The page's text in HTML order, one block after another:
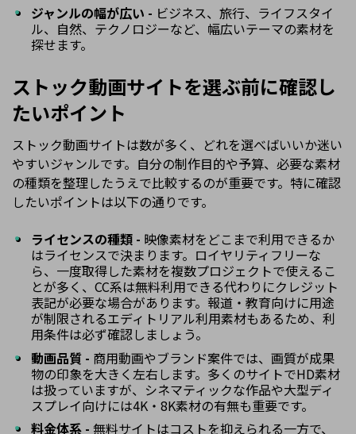
ジャンルの幅が広い - ビジネス、旅行、ライフスタイ
ル、自然、テクノロジーなど、幅広いテーマの素材を
探せます。
ストック動画サイトを選ぶ前に確認し
たいポイント
ストック動画サイトは数が多く、どれを選べばいいか迷い
やすいジャンルです。自分の制作目的や予算、必要な素材
の種類を整理したうえで比較するのが重要です。特に確認
したいポイントは以下の通りです。
ライセンスの種類 - 映像素材をどこまで利用できるか
はライセンスで決まります。ロイヤリティフリーな
ら、一度取得した素材を複数プロジェクトで使えるこ
とが多く、CC系は無料利用できる代わりにクレジット
表記が必要な場合があります。報道・教育向けに用途
が制限されるエディトリアル利用素材もあるため、利
用条件は必ず確認しましょう。
動画品質 - 商用動画やブランド案件では、画質が成果
物の印象を大きく左右します。多くのサイトでHD素材
は扱っていますが、シネマティックな作品や大型ディ
スプレイ向けには4K・8K素材の有無も重要です。
料金体系 - 無料サイトはコストを抑えられる一方で、